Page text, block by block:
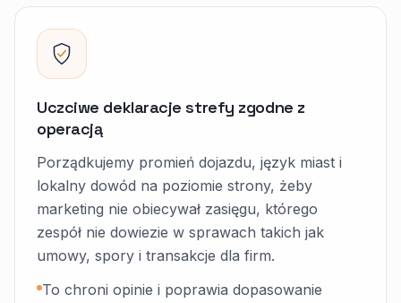
Uczciwe deklaracje strefy zgodne z
operacją
Porządkujemy promień dojazdu, język miast i
lokalny dowód na poziomie strony, żeby
marketing nie obiecywał zasięgu, którego
zespół nie dowiezie w sprawach takich jak
umowy, spory i transakcje dla firm.
To chroni opinie i poprawia dopasowanie